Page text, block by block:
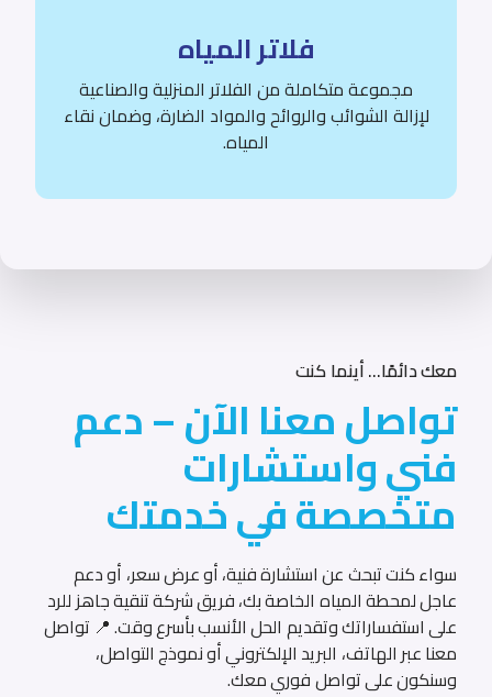
فلاتر المياه
مجموعة متكاملة من الفلاتر المنزلية والصناعية
لإزالة الشوائب والروائح والمواد الضارة، وضمان نقاء
المياه.
معك دائمًا... أينما كنت
معكدائمًا...أينماكنت
تواصل معنا الآن – دعم
تواصلمعناالآن–دعم
فنيواستشارات
متخصصةفيخدمتك
سواء كنت تبحث عن استشارة فنية، أو عرض سعر، أو دعم عاجل
سواءكنتتبحثعناستشارةفنية،أوعرضسعر، أودعم
عاجللمحطةالمياه الخاصةبك،فريقشركةتنقيةجاهزللرد
علىاستفساراتكوتقديم الحلالأنسببأسرعوقت.📍 تواصل
معناعبرالهاتف، البريد الإلكترونيأونموذجالتواصل،
وسنكونعلىتواصلفوريمعك.